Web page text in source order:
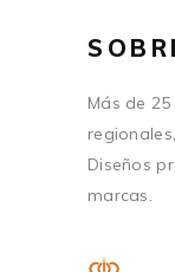
Más de
Diseños
marcas.